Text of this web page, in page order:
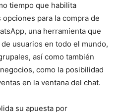
tiempo que habilita
para la compra de
una herramienta que
usuarios en todo el mundo,
así como también
como la posibilidad
en la ventana del chat.
su apuesta por